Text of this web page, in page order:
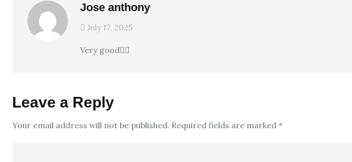
Jose anthony
July 17, 2025
Very good👍🏻
Leave a Reply
Your email address will not be published. Required fields are marked *